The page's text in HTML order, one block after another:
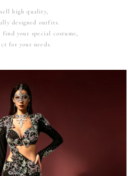
high quality,
designed outfits.
your special costume,
for your needs.